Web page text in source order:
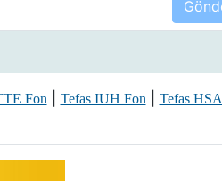
Fon| Tefas IUH Fon|
Tefas HSA